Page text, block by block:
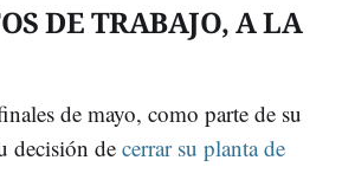
DE TRABAJO, A LA
de mayo, como parte de su
decisión de cerrar su planta de